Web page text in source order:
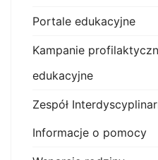
Portale edukacyjne
Kampanie
edukacyjne
Zespół
Informacje o pomocy